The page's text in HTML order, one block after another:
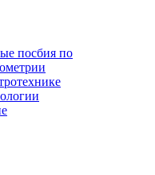
посбия по